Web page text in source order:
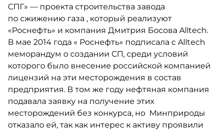
СПГ» — проекта строительства завода
по сжижению газа , который реализуют
«Роснефть» и компания Дмитрия Босова Alltech.
В мае 2014 года « Роснефть» подписала с Alltech
меморандум о создании СП, среди условий
которого было внесение российской компанией
лицензий на эти месторождения в состав
предприятия. В том же году нефтяная компания
подавала заявку на получение этих
месторождений без конкурса, но Минприроды
отказало ей, так как интерес к активу проявили